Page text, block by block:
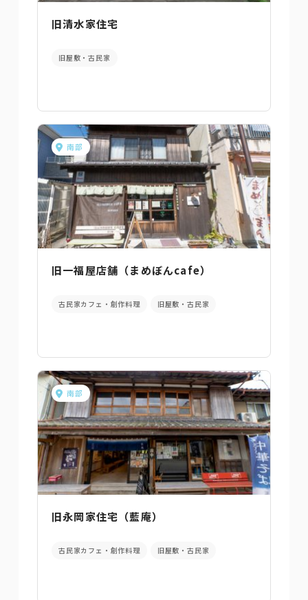
旧清水家住宅
旧屋敷・古民家
南部
旧一福屋店舗（まめぼんcafe）
古民家カフェ・創作料理 旧屋敷・古民家
南部
旧永岡家住宅（藍庵）
古民家カフェ・創作料理 旧屋敷・古民家